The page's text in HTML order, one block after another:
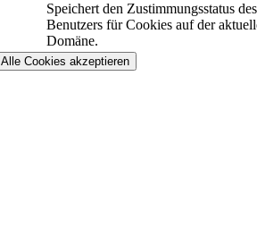
Speichert den Zustimmungsstatus des
Benutzers für Cookies auf der
Domäne.
Alle Cookies akzeptieren